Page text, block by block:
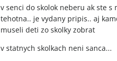
Otvorené otázky
Zrealizuje mesto Senec v
v senci do skolok neberu ak ste
tehotna.. je vydany pripis.. aj
museli deti zo skolky zobrat
v statnych skolkach neni sanca...